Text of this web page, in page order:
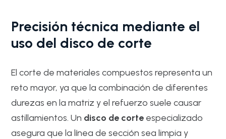
Precisión técnica mediante el
uso del disco de corte
El corte de materiales compuestos representa un
reto mayor, ya que la combinación de diferentes
durezas en la matriz y el refuerzo suele causar
astillamientos. Un disco de corte especializado
asegura que la línea de sección sea limpia y